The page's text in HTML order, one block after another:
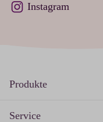
Instagram
Produkte
Service